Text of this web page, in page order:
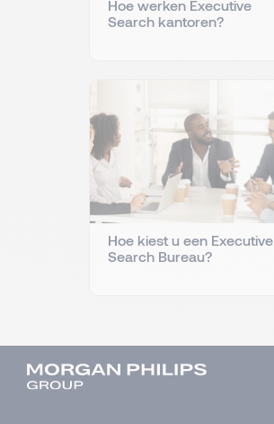
Hoe werken Executive
Search kantoren?
Hoe kiest u een Executive
Search Bureau?